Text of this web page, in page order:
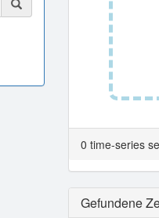
0 time-series
Gefundene